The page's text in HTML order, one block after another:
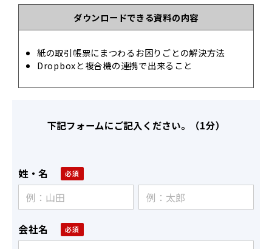
ダウンロードできる資料の内容
紙の取引帳票にまつわるお困りごとの解決方法
Dropboxと複合機の連携で出来ること
下記フォームにご記入ください。（1分）
姓・名
会社名